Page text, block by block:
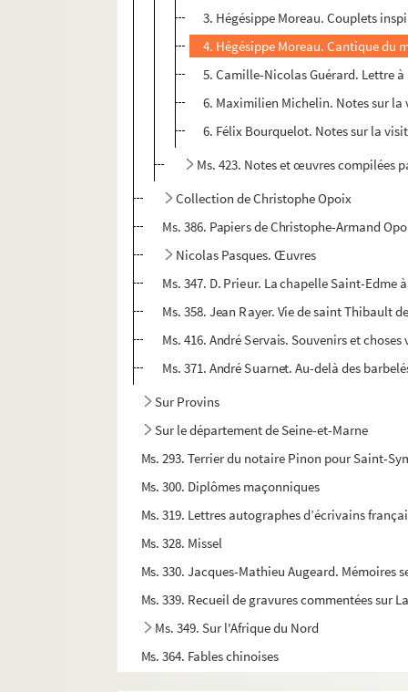
3. Hégésippe Moreau. Couplets
4. Hégésippe Moreau. Cantique du
5. Camille-Nicolas Guérard. Lettre
6. Maximilien Michelin. Notes sur la
6. Félix Bourquelot. Notes sur la
Ms. 423. Notes et œuvres compilées
Collection de Christophe Opoix
Ms. 386. Papiers de Christophe-Armand
Nicolas Pasques. Œuvres
Ms. 347. D. Prieur. La chapelle Saint-Edme
Ms. 358. Jean Rayer. Vie de saint Thibault
Ms. 416. André Servais. Souvenirs et choses
Ms. 371. André Suarnet. Au-delà des
Sur Provins
Sur le département de Seine-et-Marne
Ms. 293. Terrier du notaire Pinon pour Saint-
Ms. 300. Diplômes maçonniques
Ms. 319. Lettres autographes d’écrivains
Ms. 328. Missel
Ms. 330. Jacques-Mathieu Augeard. Mémoires
Ms. 339. Recueil de gravures commentées sur
Ms. 349. Sur l'Afrique du Nord
Ms. 364. Fables chinoises